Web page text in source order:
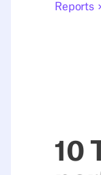
Reports
10